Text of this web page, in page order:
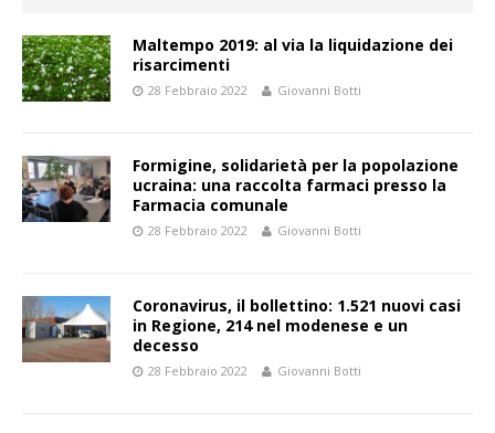
Maltempo 2019: al via la liquidazione dei
risarcimenti
28 Febbraio 2022 Giovanni Botti
Formigine, solidarietà per la popolazione
ucraina: una raccolta farmaci presso la
Farmacia comunale
28 Febbraio 2022 Giovanni Botti
Coronavirus, il bollettino: 1.521 nuovi casi
in Regione, 214 nel modenese e un
decesso
28 Febbraio 2022 Giovanni Botti